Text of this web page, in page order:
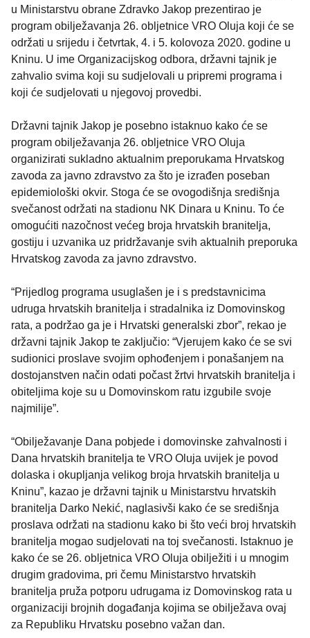
u Ministarstvu obrane Zdravko Jakop prezentirao je
program obilježavanja 26. obljetnice VRO Oluja koji će se
održati u srijedu i četvrtak, 4. i 5. kolovoza 2020. godine u
Kninu. U ime Organizacijskog odbora, državni tajnik je
zahvalio svima koji su sudjelovali u pripremi programa i
koji će sudjelovati u njegovoj provedbi.
Državni tajnik Jakop je posebno istaknuo kako će se
program obilježavanja 26. obljetnice VRO Oluja
organizirati sukladno aktualnim preporukama Hrvatskog
zavoda za javno zdravstvo za što je izrađen poseban
epidemiološki okvir. Stoga će se ovogodišnja središnja
svečanost održati na stadionu NK Dinara u Kninu. To će
omogućiti nazočnost većeg broja hrvatskih branitelja,
gostiju i uzvanika uz pridržavanje svih aktualnih preporuka
Hrvatskog zavoda za javno zdravstvo.
“Prijedlog programa usuglašen je i s predstavnicima
udruga hrvatskih branitelja i stradalnika iz Domovinskog
rata, a podržao ga je i Hrvatski generalski zbor”, rekao je
državni tajnik Jakop te zaključio: “Vjerujem kako će se svi
sudionici proslave svojim ophođenjem i ponašanjem na
dostojanstven način odati počast žrtvi hrvatskih branitelja i
obiteljima koje su u Domovinskom ratu izgubile svoje
najmilije”.
“Obilježavanje Dana pobjede i domovinske zahvalnosti i
Dana hrvatskih branitelja te VRO Oluja uvijek je povod
dolaska i okupljanja velikog broja hrvatskih branitelja u
Kninu”, kazao je državni tajnik u Ministarstvu hrvatskih
branitelja Darko Nekić, naglasivši kako će se središnja
proslava održati na stadionu kako bi što veći broj hrvatskih
branitelja mogao sudjelovati na toj svečanosti. Istaknuo je
kako će se 26. obljetnica VRO Oluja obilježiti i u mnogim
drugim gradovima, pri čemu Ministarstvo hrvatskih
branitelja pruža potporu udrugama iz Domovinskog rata u
organizaciji brojnih događanja kojima se obilježava ovaj
za Republiku Hrvatsku posebno važan dan.